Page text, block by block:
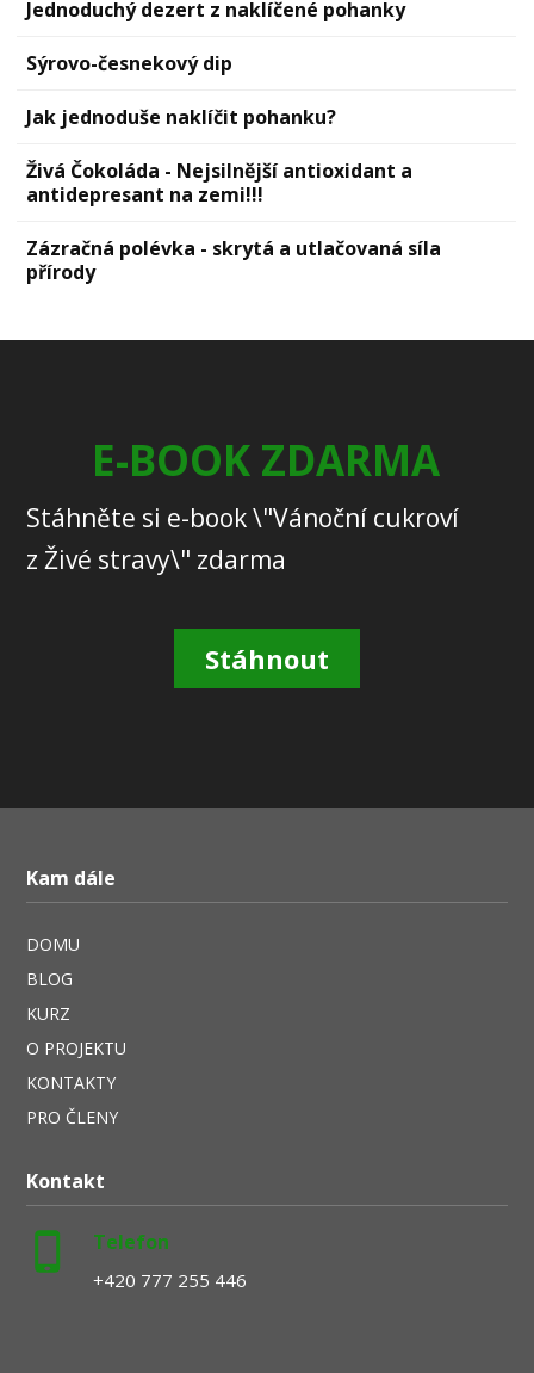
Jednoduchý dezert z naklíčené pohanky
Sýrovо-česnekový dip
Jak jednoduše naklíčit pohanku?
Živá Čokoláda - Nejsilnější antioxidant a
antidepresant na zemi!!!
Zázračná polévka - skrytá a utlačovaná síla
přírody
E-BOOK ZDARMA
Stáhněte si e-book \"Vánoční cukroví
z Živé stravy\" zdarma
Stáhnout
Kam dále
DOMU
BLOG
KURZ
O PROJEKTU
KONTAKTY
PRO ČLENY
Kontakt
Telefon
+420 777 255 446